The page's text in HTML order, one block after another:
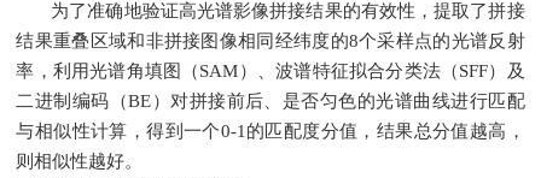
为了准确地验证高光谱影像拼接结果的有效性，提取了拼接
结果重叠区域和非拼接图像相同经纬度的8个采样点的光谱反射
率，利用光谱角填图（SAM）、波谱特征拟合分类法（SFF）及
二进制编码（BE）对拼接前后、是否匀色的光谱曲线进行匹配
与相似性计算，得到一个0-1的匹配度分值，结果总分值越高，
则相似性越好。